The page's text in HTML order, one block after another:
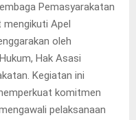
Pemasyarakatan
mengikuti Apel
oleh
Hak Asasi
Kegiatan ini
komitmen
pelaksanaan